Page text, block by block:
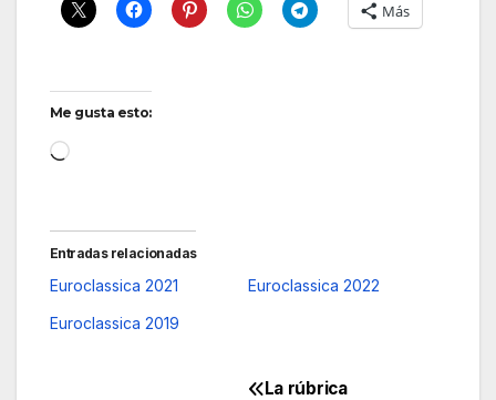
Más
Me gusta esto:
Cargando...
Entradas relacionadas
Euroclassica 2021
Euroclassica 2022
Euroclassica 2019
La rúbrica